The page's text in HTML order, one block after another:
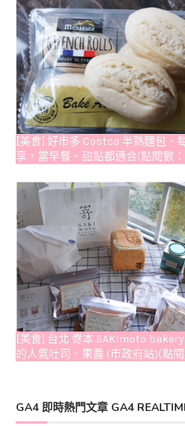
[美食] 好市多 Costco 半熟麵包．
享，當早餐、甜點都適合(點閱數
[美食] 台北 嵜本 SAKImoto
的人氣吐司、果醬 (市政府站)(點
GA4 即時熱門文章 GA4